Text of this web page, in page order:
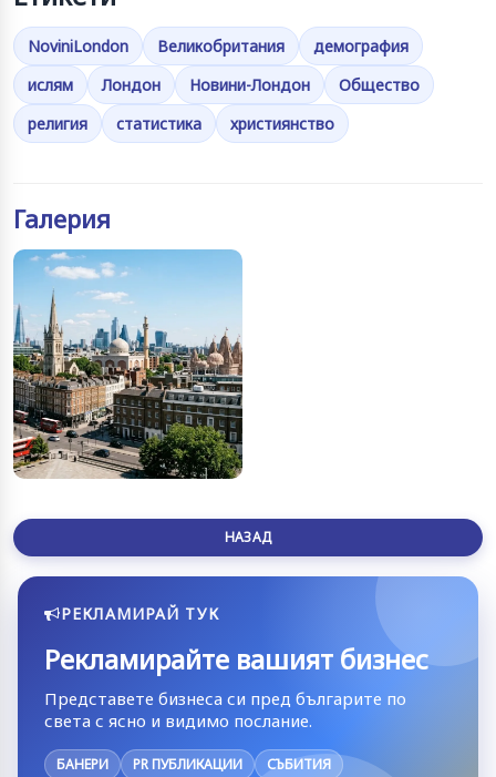
NoviniLondon Великобритания
демография
ислям
Лондон Новини-Лондон
Общество
религия
статистика християнство
Галерия
НАЗАД
РЕКЛАМИРАЙ ТУК
Рекламирайте вашият бизнес
Представете бизнеса си пред българите по
света с ясно и видимо послание.
БАНЕРИ PR ПУБЛИКАЦИИ СЪБИТИЯ